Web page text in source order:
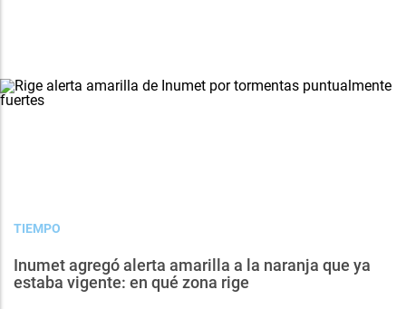
TIEMPO
Inumet agregó alerta amarilla a la naranja que ya
estaba vigente: en qué zona rige